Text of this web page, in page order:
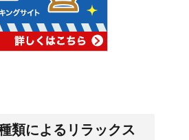
類によるリラックス